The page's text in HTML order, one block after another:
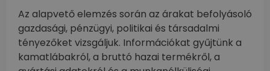
Az alapvető elemzés során az árakat befolyásoló
gazdasági, pénzügyi, politikai és társadalmi
tényezőket vizsgáljuk. Információkat gyűjtünk a
kamatlábakról, a bruttó hazai termékről, a